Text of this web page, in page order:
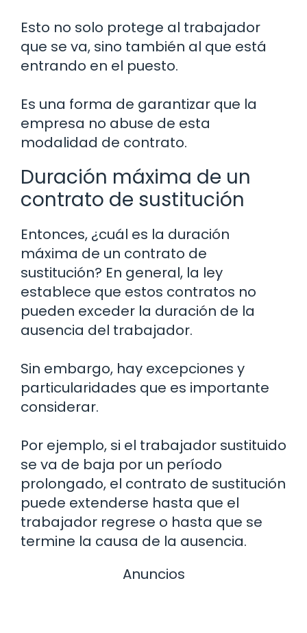
Esto no solo protege al trabajador
que se va, sino también al que está
entrando en el puesto.
Es una forma de garantizar que la
empresa no abuse de esta
modalidad de contrato.
Duración máxima de un
contrato de sustitución
Entonces, ¿cuál es la duración
máxima de un contrato de
sustitución? En general, la ley
establece que estos contratos no
pueden exceder la duración de la
ausencia del trabajador.
Sin embargo, hay excepciones y
particularidades que es importante
considerar.
Por ejemplo, si el trabajador sustituido
se va de baja por un período
prolongado, el contrato de sustitución
puede extenderse hasta que el
trabajador regrese o hasta que se
termine la causa de la ausencia.
Anuncios